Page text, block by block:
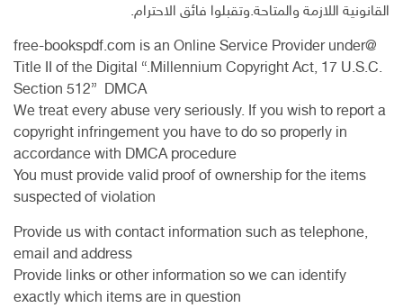
القانونية اللازمة والمتاحة.وتقبلوا فائق الاحترام.
@free-bookspdf.com is an Online Service Provider under
Title II of the Digital “.Millennium Copyright Act, 17 U.S.C.
Section 512” DMCA
We treat every abuse very seriously. If you wish to report a
copyright infringement you have to do so properly in
accordance with DMCA procedure
You must provide valid proof of ownership for the items
suspected of violation
Provide us with contact information such as telephone,
email and address
Provide links or other information so we can identify
exactly which items are in question